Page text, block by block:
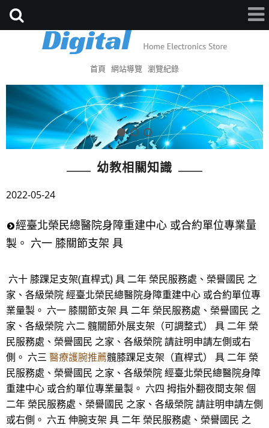
首頁 網站導覽 瀏覽紀錄
幼教相關知識
2022-05-24
經臺北榮民總醫院身障重建中心 或合約單位專業量
製。 六一 膝關節支架 具
六十 膝踝足支架(直桿式) 具 二年 榮民服務處、榮譽國民 之
家、各級榮院 經臺北榮民總醫院身障重建中心 或合約單位專
業量製。 六一 膝關節支架 具 二年 榮民服務處、榮譽國民 之
家、各級榮院 六二 髖關節外展支架（可調整式） 具 二年 榮
民服務處、榮譽國民 之家、各級榮院 請註明申請左側或右
側。 六三 醫療護腕推薦髖膝踝足支架（直桿式） 具 二年 榮
民服務處、榮譽國民 之家、各級榮院 經臺北榮民總醫院身障
重建中心 或合約單位專業量製。 六四 拇指外翻夜間支架 個
二年 榮民服務處、榮譽國民 之家、各級榮院 請註明申請左側
或右側。 六五 伸腕支架 具 二年 榮民服務處、榮譽國民 之